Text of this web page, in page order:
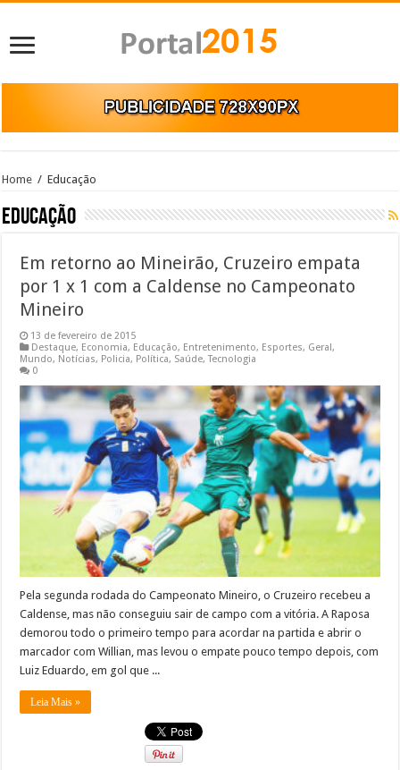
Home / Educação
Educação
Em retorno ao Mineirão, Cruzeiro empata
por 1 x 1 com a Caldense no Campeonato
Mineiro
13 de fevereiro de 2015
Destaque, Economia, Educação, Entretenimento, Esportes, Geral,
Mundo, Notícias, Policia, Política, Saúde,Tecnologia
0
Pela segunda rodada do Campeonato Mineiro, o Cruzeiro recebeu a
Caldense, mas não conseguiu sair de campo com a vitória. A Raposa
demorou todo o primeiro tempo para acordar na partida e abrir o
marcador com Willian, mas levou o empate pouco tempo depois, com
Luiz Eduardo, em gol que ...
Leia Mais »